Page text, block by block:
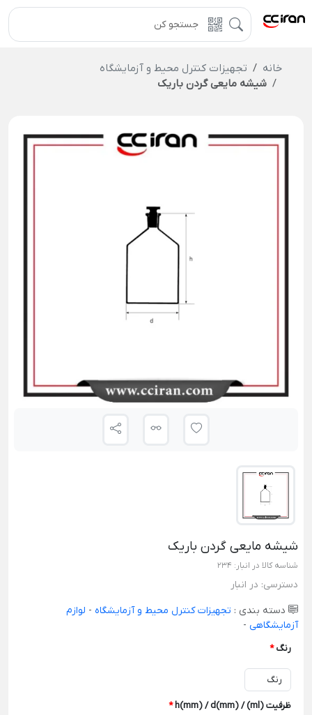
خانه
تجهیزات کنترل محیط و آزمایشگاه
شیشه مایعی گردن‌ باریک
شیشه مایعی گردن‌ باریک
شناسه کالا در انبار: 234
دسترسی: در انبار
دسته بندی : تجهیزات کنترل محیط و آزمایشگاه - لوازم
آزمایشگاهی -
رنگ *
ظرفیت (ml) / h(mm) / d(mm) *